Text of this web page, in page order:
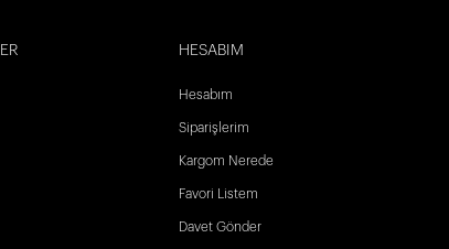
HESABIM
Hesabım
Siparişlerim
Kargom Nerede
Favori Listem
Davet Gönder